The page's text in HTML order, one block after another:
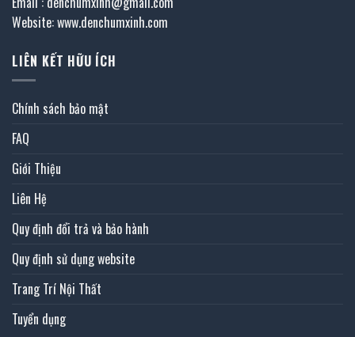
Website: www.denchumxinh.com
LIÊN KẾT HỮU ÍCH
Chính sách bảo mật
FAQ
Giới Thiệu
Liên Hệ
Quy định đổi trả và bảo hành
Quy định sử dụng website
Trang Trí Nội Thất
Tuyển dụng